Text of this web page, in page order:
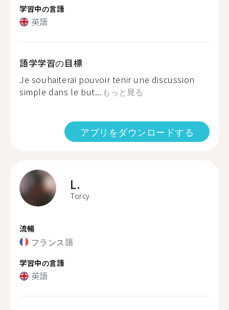
学習中の言語
英語
語学学習の目標
Je souhaiterai pouvoir tenir une discussion
simple dans le but... もっと見る
アプリをダウンロードする
L.
Torcy
流暢
フランス語
学習中の言語
英語